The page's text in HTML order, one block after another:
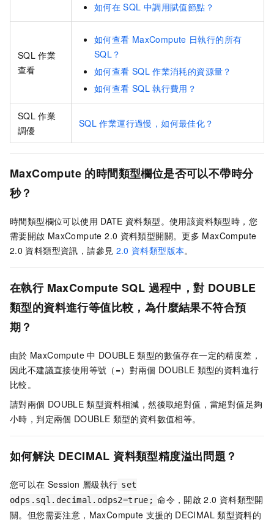
如何在 SQL 中調用賦值節點？
SQL 作業
查看
如何查看 MaxCompute 日執行的所有
SQL？
如何查看 SQL 作業消耗的資源量？
如何查看 SQL 執行費用？
SQL 作業
調優
SQL 作業運行過慢，如何最佳化？
MaxCompute 的時間類型欄位是否可以不帶時分
秒？
時間類型欄位可以使用 DATE 資料類型。使用該資料類型時，您
需要開啟 MaxCompute 2.0 資料類型開關。更多 MaxCompute
2.0 資料類型資訊，請參見 2.0 資料類型版本。
在執行 MaxCompute SQL 過程中，對 DOUBLE
類型的資料進行等值比較，為什麼結果不符合預
期？
由於 MaxCompute 中 DOUBLE 類型的數值存在一定的精度差，
因此不建議直接使用等號（=）對兩個 DOUBLE 類型的資料進行
比較。
請對兩個 DOUBLE 類型資料相減，然後取絕對值，當絕對值足夠
小時，判定兩個 DOUBLE 類型的資料數值相等。
如何解決 DECIMAL 資料類型精度溢出問題？
您可以在 Session 層級執行 set
odps.sql.decimal.odps2=true; 命令，開啟 2.0 資料類型開
關。但您需要注意，MaxCompute 支援的 DECIMAL 類型資料的